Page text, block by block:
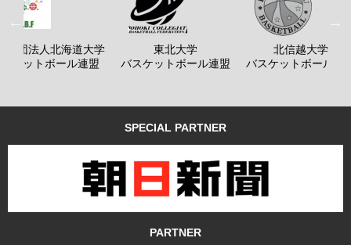
社団法人北海道大学
ケットボール連盟
東北大学
バスケットボール連盟
北信越大学
バスケットボール連
SPECIAL PARTNER
PARTNER